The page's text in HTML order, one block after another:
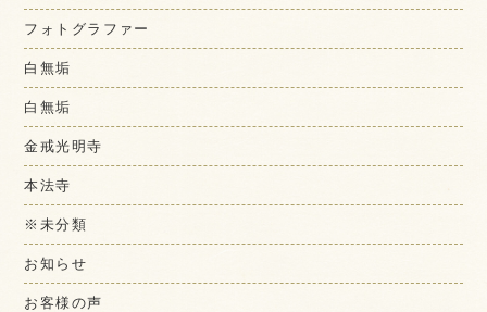
フォトグラファー
白無垢
白無垢
金戒光明寺
本法寺
※未分類
お知らせ
お客様の声